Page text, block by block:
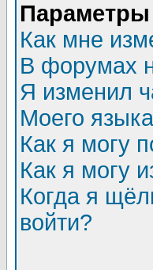
Параметры
Как мне
В форумах
Я изменил
Моего
Как я могу
Как я могу
Когда я
войти?